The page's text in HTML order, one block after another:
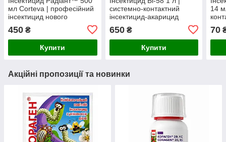
мл Corteva | професійний
інсектицид нового
покоління зі спінеторамом
проти широкого спектра
шкідників
450 ₴
Купити
системно-контактний
інсектицид-акарицид
650₴
Купити
14
70
Акційні пропозиції та новинки